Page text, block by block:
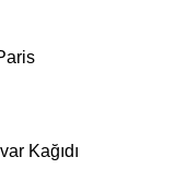
Kağıdı